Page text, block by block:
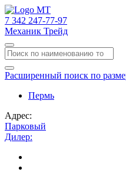
7 342 247-77-97
Механик Трейд
Расширенный поиск по
Пермь
Адрес:
Парковый
Дилер: